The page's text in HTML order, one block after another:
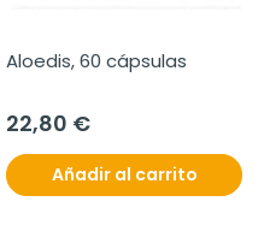
Aloedis, 60 cápsulas
22,80 €
Añadir al carrito